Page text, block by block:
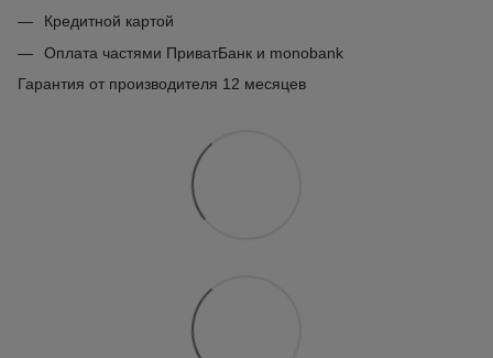
Кредитной картой
Оплата частями ПриватБанк и monobank
Гарантия от производителя 12 месяцев